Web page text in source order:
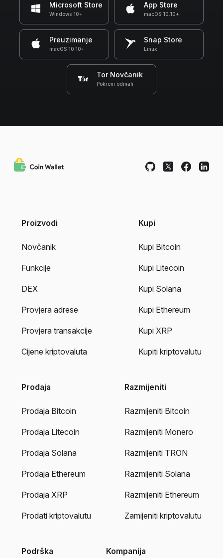
Microsoft Store
Windows 10+
App Store
macOS 10.10+
Preuzimanje
macOS 10.10+
Snap Store
Linux
Tor Novčanik
Pokreni odmah
Proizvodi
Novčanik
Funkcije
DEX
Provjera adrese
Provjera transakcije
Cijene kriptovaluta
Kupi
Kupi Bitcoin
Kupi Litecoin
Kupi Solana
Kupi Ethereum
Kupi XRP
Kupiti kriptovalutu
Prodaja
Prodaja Bitcoin
Prodaja Litecoin
Prodaja Solana
Prodaja Ethereum
Prodaja XRP
Prodati kriptovalutu
Razmijeniti
Razmijeniti Bitcoin
Razmijeniti Monero
Razmijeniti TRON
Razmijeniti Solana
Razmijeniti Ethereum
Zamijeniti kriptovalutu
Podrška Kompanija